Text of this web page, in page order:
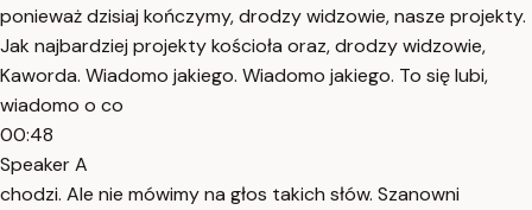
ponieważ dzisiaj kończymy, drodzy widzowie, nasze projekty.
Jak najbardziej projekty kościoła oraz, drodzy widzowie,
Kaworda. Wiadomo jakiego. Wiadomo jakiego. To się lubi,
wiadomo o co
00:48
Speaker A
chodzi. Ale nie mówimy na głos takich słów. Szanowni